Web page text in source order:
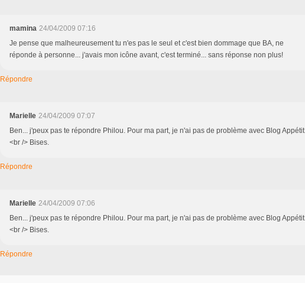
mamina 24/04/2009 07:16
Je pense que malheureusement tu n'es pas le seul et c'est bien dommage que BA, ne
réponde à personne... j'avais mon icône avant, c'est terminé... sans réponse non plus!
Répondre
Marielle 24/04/2009 07:07
Ben... j'peux pas te répondre Philou. Pour ma part, je n'ai pas de problème avec Blog Appétit.
<br /> Bises.
Répondre
Marielle 24/04/2009 07:06
Ben... j'peux pas te répondre Philou. Pour ma part, je n'ai pas de problème avec Blog Appétit.
<br /> Bises.
Répondre